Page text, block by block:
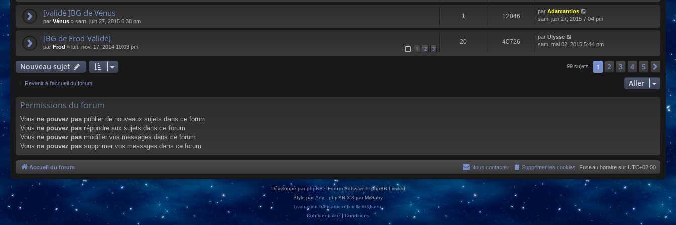
[validé ]BG de Vénus
par Vénus » sam. juin 27, 2015 6:38 pm
1 12046
par Adamantios
sam. juin 27, 2015 7:04 pm
[BG de Frod Validé]
par Frod » lun. nov. 17, 2014 10:03 pm 1 2 3
20 40726
par Ulysse
sam. mai 02, 2015 5:44 pm
Nouveau sujet 99 sujets 1 2 3 4 5
Revenir à l’accueil du forum Aller
Permissions du forum
Vous ne pouvez pas publier de nouveaux sujets dans ce forum
Vous ne pouvez pas répondre aux sujets dans ce forum
Vous ne pouvez pas modifier vos messages dans ce forum
Vous ne pouvez pas supprimer vos messages dans ce forum
Accueil du forum Fuseau horaire sur UTC+02:00
Supprimer les cookies
Nous contacter
Développé par phpBB® Forum Software © phpBB Limited
Style par Arty - phpBB 3.3 par MrGaby
Traduction française officielle ©Qiaeru
Confidentialité | Conditions